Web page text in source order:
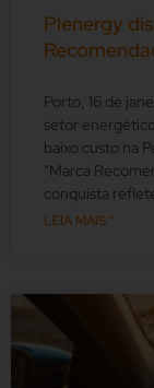
Plenergy
Porto, 16 de
setor
baixo custo na
“Marca
conquista
LEIA MAIS "